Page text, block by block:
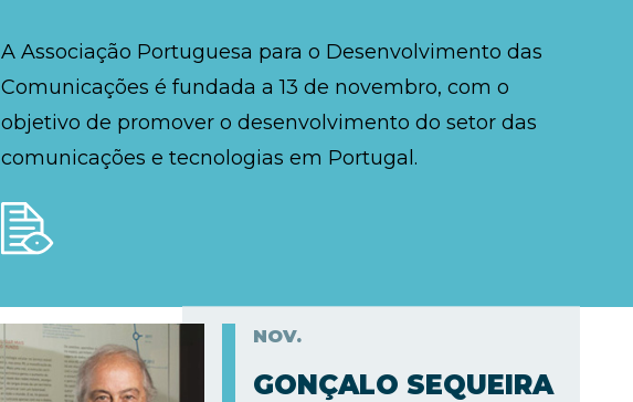
A Associação Portuguesa para o Desenvolvimento das
Comunicações é fundada a 13 de novembro, com o
objetivo de promover o desenvolvimento do setor das
comunicações e tecnologias em Portugal.
NOV.
GONÇALO SEQUEIRA